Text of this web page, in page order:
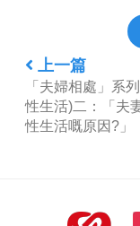
上一篇
「夫婦相處」系
性生活)二：「夫
性生活嘅原因?」